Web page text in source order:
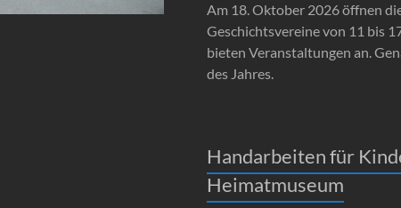
Am 18. Oktober 2026 öffnen
Geschichtsvereine von 11 bis
bieten Veranstaltungen an.
des Jahres.
Handarbeiten für
Heimatmuseum